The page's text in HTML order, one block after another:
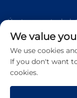
Únete a nuestro
industria,
We value
We use cookies
If you don't want
cookies.